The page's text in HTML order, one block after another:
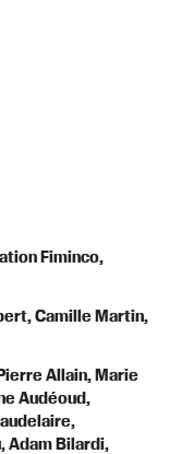
Fiminco,
Camille Martin,
Allain, Marie
Audéoud,
Adam Bilardi,